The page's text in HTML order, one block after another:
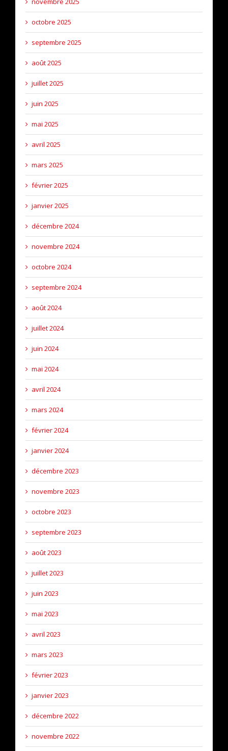
octobre 2025
septembre 2025
août 2025
juillet 2025
juin 2025
mai 2025
avril 2025
mars 2025
février 2025
janvier 2025
décembre 2024
novembre 2024
octobre 2024
septembre 2024
août 2024
juillet 2024
juin 2024
mai 2024
avril 2024
mars 2024
février 2024
janvier 2024
décembre 2023
novembre 2023
octobre 2023
septembre 2023
août 2023
juillet 2023
juin 2023
mai 2023
avril 2023
mars 2023
février 2023
janvier 2023
décembre 2022
novembre 2022